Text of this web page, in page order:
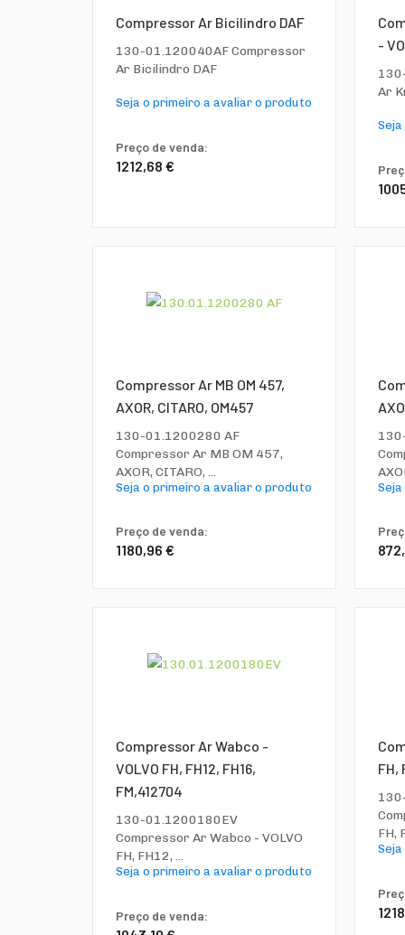
Compressor Ar Bicilindro DAF
130-01.120040AF Compressor
Ar Bicilindro DAF
Seja o primeiro a avaliar o produto
Preço de venda:
1212,68 €
-
Ar
Compressor Ar MB OM 457,
AXOR, CITARO, OM457
130-01.1200280 AF
Compressor Ar MB OM 457,
AXOR, CITARO, ...
Seja o primeiro a avaliar o produto
Preço de venda:
1180,96 €
Compressor Ar Wabco -
VOLVO FH, FH12, FH16,
FM,412704
130-01.1200180EV
Compressor Ar Wabco - VOLVO
FH, FH12, ...
Seja o primeiro a avaliar o produto
Preço de venda:
FH,
FH,